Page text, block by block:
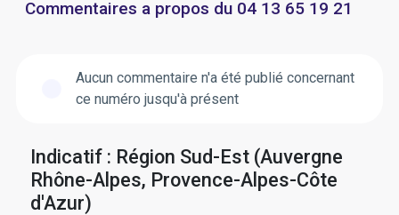
Commentaires a propos du 04 13 65 19 21
Aucun commentaire n'a été publié concernant
ce numéro jusqu'à présent
Indicatif : Région Sud-Est (Auvergne
Rhône-Alpes, Provence-Alpes-Côte
d'Azur)